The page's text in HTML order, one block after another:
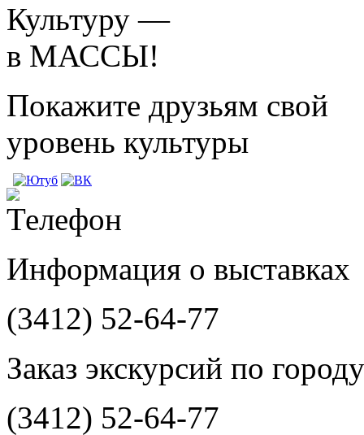
Культуру —
в МАССЫ!
Покажите друзьям свой
уровень культуры
Информация о выставках
(3412) 52-64-77
Заказ экскурсий по городу
(3412) 52-64-77